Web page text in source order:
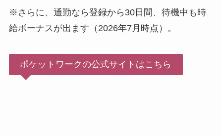
※さらに、通勤なら登録から30日間、待機中も時
給ボーナスが出ます（2026年7月時点）。
ポケットワークの公式サイトはこちら